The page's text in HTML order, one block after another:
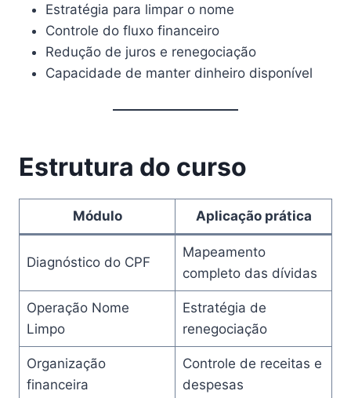
Estratégia para limpar o nome
Controle do fluxo financeiro
Redução de juros e renegociação
Capacidade de manter dinheiro disponível
Estrutura do curso
Módulo Aplicação prática
Diagnóstico do CPF
Mapeamento
completo das dívidas
Operação Nome
Limpo
Estratégia de
renegociação
Organização
financeira
Controle de receitas e
despesas